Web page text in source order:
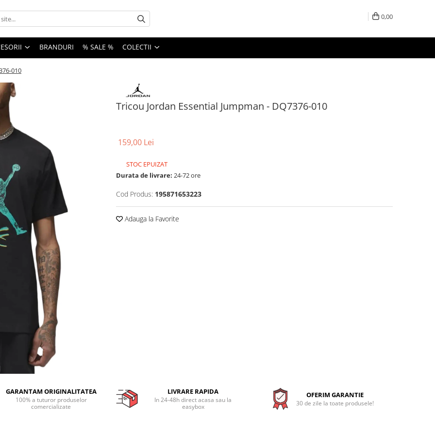
0,00
BRANDURI % SALE % COLECTII
010
Tricou Jordan Essential Jumpman - DQ7376-010
159,00 Lei
STOC EPUIZAT
Durata de livrare: 24-72 ore
Cod Produs: 195871653223
Adauga la Favorite
GARANTAM ORIGINALITATEA
100% a tuturor produselor
comercializate
LIVRARE RAPIDA
In 24-48h direct acasa sau la
easybox
OFERIM GARANTIE
30 de zile la toate produsele!